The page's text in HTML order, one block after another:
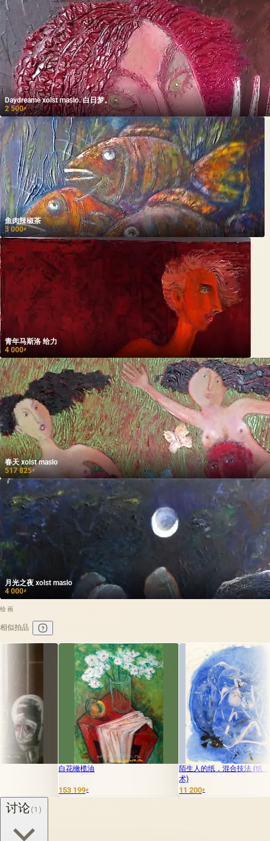
Daydreame xolst maslo. 白日梦。
2 500₽
鱼肉辣椒茶
3 000₽
青年马斯洛 给力
4 000₽
春天 xolst maslo
517 825₽
月光之夜 xolst maslo
4 000₽
绘画
相似拍品
陌生人的纸，混合技法 (纸，混合技
白色的黄昏
讨论(1)